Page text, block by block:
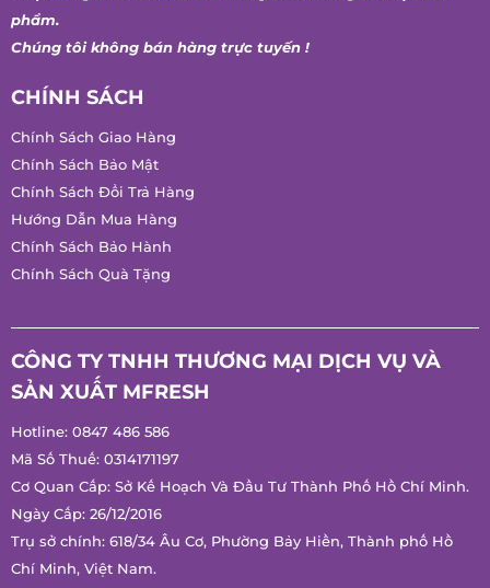
phẩm.
Chúng tôi không bán hàng trực tuyến !
CHÍNH SÁCH
Chính Sách Giao Hàng
Chính Sách Bảo Mật
Chính Sách Đổi Trả Hàng
Hướng Dẫn Mua Hàng
Chính Sách Bảo Hành
Chính Sách Quà Tặng
CÔNG TY TNHH THƯƠNG MẠI DỊCH VỤ VÀ
SẢN XUẤT MFRESH
Hotline: 0847 486 586
Mã Số Thuế: 0314171197
Cơ Quan Cấp: Sở Kế Hoạch Và Đầu Tư Thành Phố Hồ Chí Minh.
Ngày Cấp: 26/12/2016
Trụ sở chính: 618/34 Âu Cơ, Phường Bảy Hiền, Thành phố Hồ
Chí Minh, Việt Nam.